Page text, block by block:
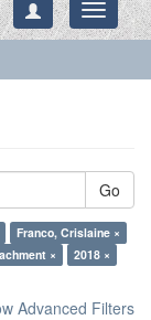
Toggle
Go
Franco, Crislaine ×
×
2018 ×
Advanced Filters